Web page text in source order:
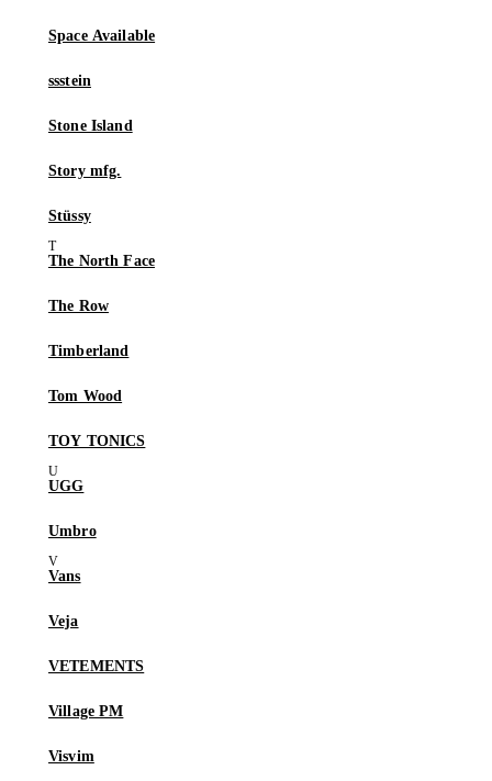
Space Available
ssstein
Stone Island
Story mfg.
Stüssy
The North Face
The Row
Timberland
Tom Wood
TOY TONICS
UGG
Umbro
Vans
Veja
VETEMENTS
Village PM
Visvim